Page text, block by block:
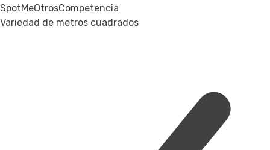
SpotMeOtrosCompetencia
Variedad de metros cuadrados